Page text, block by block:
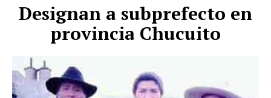
Designan a subprefecto en
provincia Chucuito